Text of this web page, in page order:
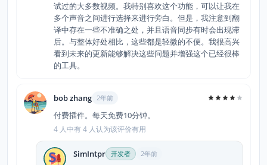
试过的大多数视频。我特别喜欢这个功能，可以让我在
多个声音之间进行选择来进行旁白。但是，我注意到翻
译中存在一些不准确之处，并且语音同步有时会出现滞
后。与整体好处相比，这些都是轻微的不便。我很高兴
看到未来的更新能够解决这些问题并增强这个已经很棒
的工具。
bob zhang 2年前
付费插件。每天免费10分钟。
4 人中有 4 人认为该评价有用
SimIntpr 开发者 2年前